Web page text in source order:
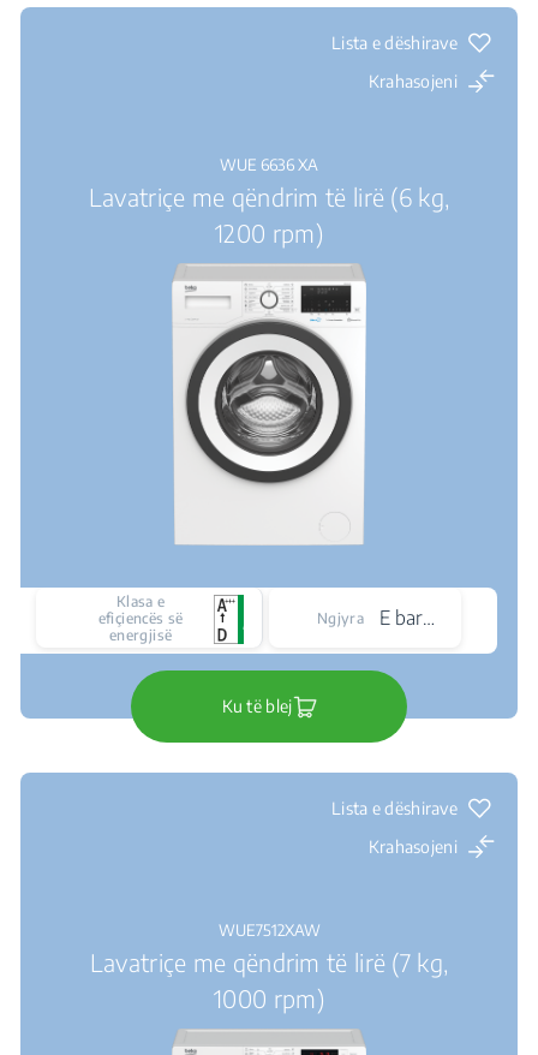
Lista e dëshirave
Krahasojeni
WUE 6636 XA
Lavatriçe me qëndrim të lirë (6 kg,
1200 rpm)
Klasa e
efiçiencës së
energjisë
Ngjyra E bardhë
Ku të blej
Lista e dëshirave
Krahasojeni
WUE7512XAW
Lavatriçe me qëndrim të lirë (7 kg,
1000 rpm)